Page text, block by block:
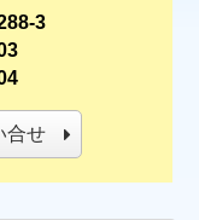
3
合せ